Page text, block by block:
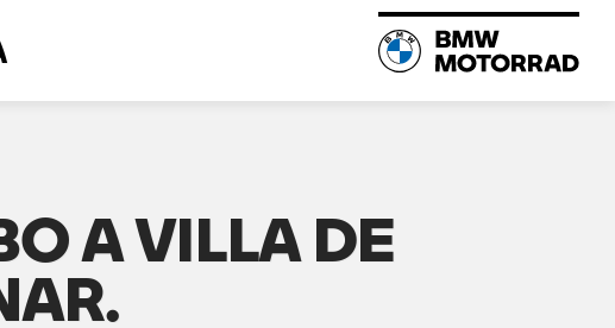
A VILLA DE